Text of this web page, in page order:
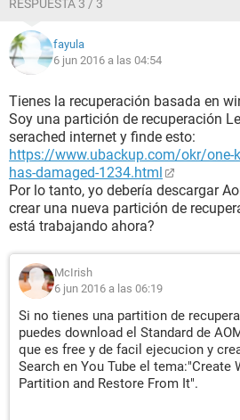
RESPUESTA 3 / 3
fayula
6 jun 2016 a las 04:54
Tienes la recuperación basada en
Soy una partición de recuperación
serached internet y finde esto:
https://www.ubackup.com/okr/one-
has-damaged-1234.html
Por lo tanto, yo debería descargar
crear una nueva partición de
está trabajando ahora?
McIrish
6 jun 2016 a las 06:19
Si no tienes una partition de
puedes download el Standard de
que es free y de facil ejecucion y
Search en You Tube el tema:"Create
Partition and Restore From It".